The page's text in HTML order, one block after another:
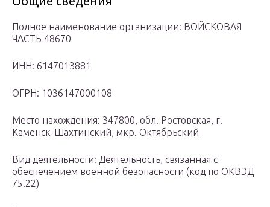
Полное наименование организации: ВОЙСКОВАЯ
ЧАСТЬ 48670
ИНН: 6147013881
ОГРН: 1036147000108
Место нахождения: 347800, обл. Ростовская, г.
Каменск-Шахтинский, мкр. Октябрьский
Вид деятельности: Деятельность, связанная с
обеспечением военной безопасности (код по ОКВЭД
75.22)